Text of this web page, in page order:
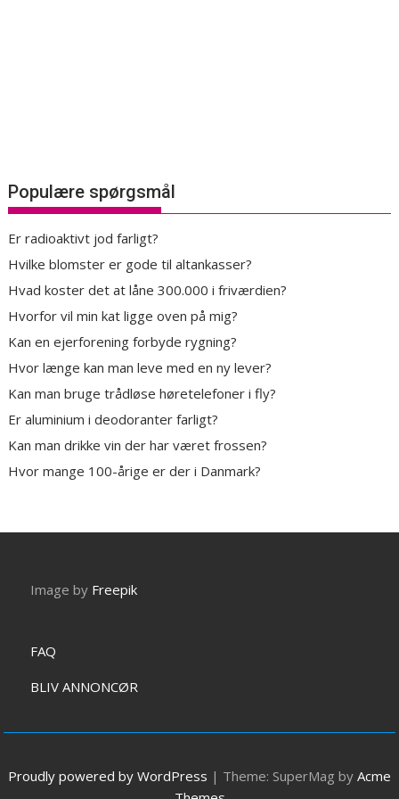
Populære spørgsmål
Er radioaktivt jod farligt?
Hvilke blomster er gode til altankasser?
Hvad koster det at låne 300.000 i friværdien?
Hvorfor vil min kat ligge oven på mig?
Kan en ejerforening forbyde rygning?
Hvor længe kan man leve med en ny lever?
Kan man bruge trådløse høretelefoner i fly?
Er aluminium i deodoranter farligt?
Kan man drikke vin der har været frossen?
Hvor mange 100-årige er der i Danmark?
Image by Freepik
FAQ
BLIV ANNONCØR
Proudly powered by WordPress | Theme: SuperMag by Acme